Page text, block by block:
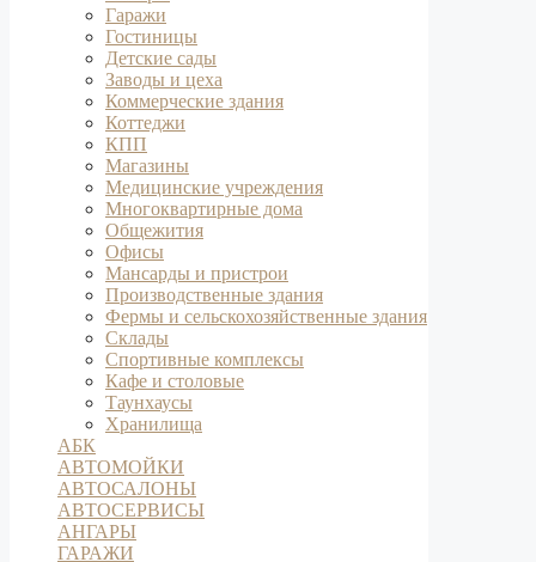
Гаражи
Гостиницы
Детские сады
Заводы и цеха
Коммерческие здания
Коттеджи
КПП
Магазины
Медицинские учреждения
Многоквартирные дома
Общежития
Офисы
Мансарды и пристрои
Производственные здания
Фермы и сельскохозяйственные здания
Склады
Спортивные комплексы
Кафе и столовые
Таунхаусы
Хранилища
АБК
АВТОМОЙКИ
АВТОСАЛОНЫ
АВТОСЕРВИСЫ
АНГАРЫ
ГАРАЖИ